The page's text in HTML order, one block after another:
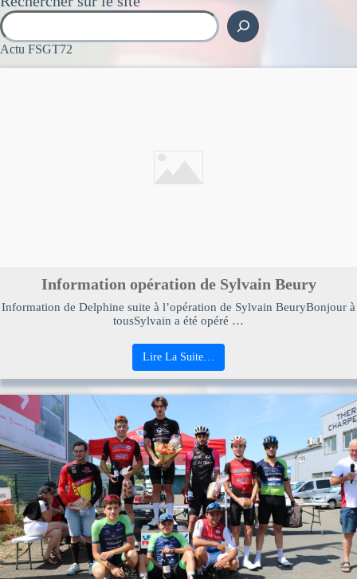
Actu FSGT72
Information opération de Sylvain Beury
Information de Delphine suite à l’opération de Sylvain BeuryBonjour à
tousSylvain a été opéré …
Lire La Suite…